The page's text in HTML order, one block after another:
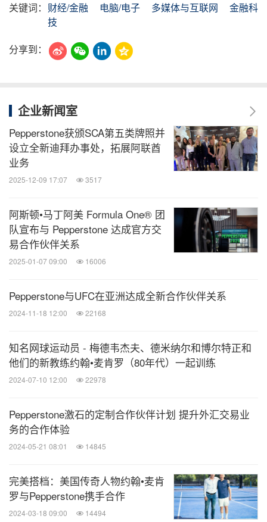
关键词： 财经/金融 电脑/电子 多媒体与互联网
金融科
技
分享到：
企业新闻室
Pepperstone获颁SCA第五类牌照并
设立全新迪拜办事处，拓展阿联酋
业务
2025-12-09 17:07 3517
阿斯顿•马丁阿美 Formula One® 团
队宣布与 Pepperstone 达成官方交
易合作伙伴关系
2025-01-07 09:00 16006
Pepperstone与UFC在亚洲达成全新合作伙伴关系
2024-11-18 12:00 22168
知名网球运动员 - 梅德韦杰夫、德米纳尔和博尔特正和
他们的新教练约翰•麦肯罗（80年代）一起训练
2024-07-10 12:00 22978
Pepperstone激石的定制合作伙伴计划 提升外汇交易业
务的合作体验
2024-05-21 08:01 14845
完美搭档：美国传奇人物约翰•麦肯
罗与Pepperstone携手合作
2024-03-18 09:00 14494